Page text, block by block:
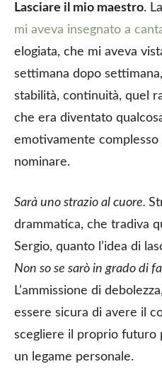
Lasciare il mio maestro.
mi aveva insegnato a
elogiata, che mi aveva
settimana dopo
stabilità, continuità, quel
che era diventato
emotivamente
nominare.
Sarà uno strazio al cuore.
drammatica, che tradiva
Sergio, quanto l’idea di
Non so se sarò in grado di
L’ammissione di
essere sicura di avere il
scegliere il proprio futuro
un legame personale.